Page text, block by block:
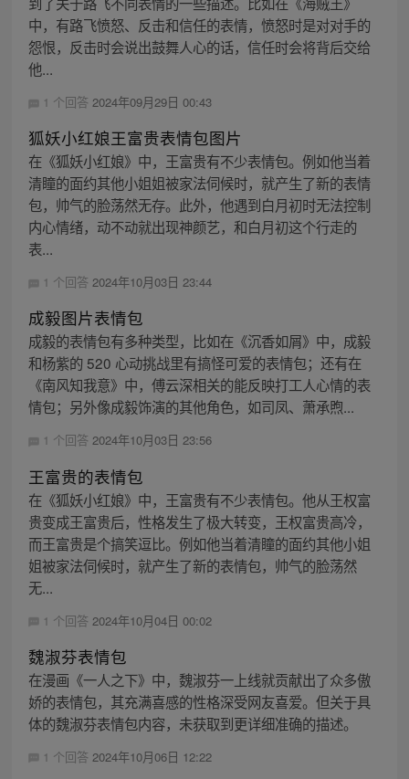
中，有路飞愤怒、反击和信任的表情，愤怒时是对对手的
怨恨，反击时会说出鼓舞人心的话，信任时会将背后交给
他...
1 个回答 2024年09月29日 00:43
狐妖小红娘王富贵表情包图片
在《狐妖小红娘》中，王富贵有不少表情包。例如他当着
清瞳的面约其他小姐姐被家法伺候时，就产生了新的表情
包，帅气的脸荡然无存。此外，他遇到白月初时无法控制
内心情绪，动不动就出现神颜艺，和白月初这个行走的
表...
1 个回答 2024年10月03日 23:44
成毅图片表情包
成毅的表情包有多种类型，比如在《沉香如屑》中，成毅
和杨紫的 520 心动挑战里有搞怪可爱的表情包；还有在
《南风知我意》中，傅云深相关的能反映打工人心情的表
情包；另外像成毅饰演的其他角色，如司凤、萧承煦...
1 个回答 2024年10月03日 23:56
王富贵的表情包
在《狐妖小红娘》中，王富贵有不少表情包。他从王权富
贵变成王富贵后，性格发生了极大转变，王权富贵高冷，
而王富贵是个搞笑逗比。例如他当着清瞳的面约其他小姐
姐被家法伺候时，就产生了新的表情包，帅气的脸荡然
无...
1 个回答 2024年10月04日 00:02
魏淑芬表情包
在漫画《一人之下》中，魏淑芬一上线就贡献出了众多傲
娇的表情包，其充满喜感的性格深受网友喜爱。但关于具
体的魏淑芬表情包内容，未获取到更详细准确的描述。
1 个回答 2024年10月06日 12:22